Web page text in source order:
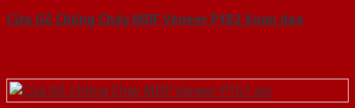
Cửa Gỗ Chống Cháy MDF Veneer P1R2 Xoan dao